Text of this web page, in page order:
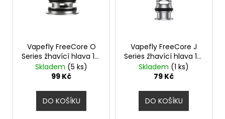
Vapefly FreeCore O
Series žhavící hlava 1ks
odpor 0,3ohm
Skladem (5 ks)
99 Kč
DO KOŠÍKU
Vapefly FreeCore J
Series žhavící hlava 1ks
odpor 1,0ohm
Skladem (1 ks)
79 Kč
DO KOŠÍKU